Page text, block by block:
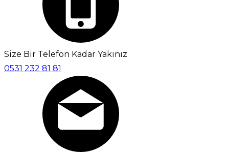
Size Bir Telefon Kadar Yakınız
0531 232 81 81